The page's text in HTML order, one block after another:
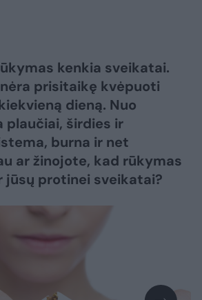
kenkia sveikatai.
prisitaikę kvėpuoti
dieną. Nuo
plaučiai, širdies ir
burna ir net
ar žinojote, kad rūkymas
jūsų protinei sveikatai?